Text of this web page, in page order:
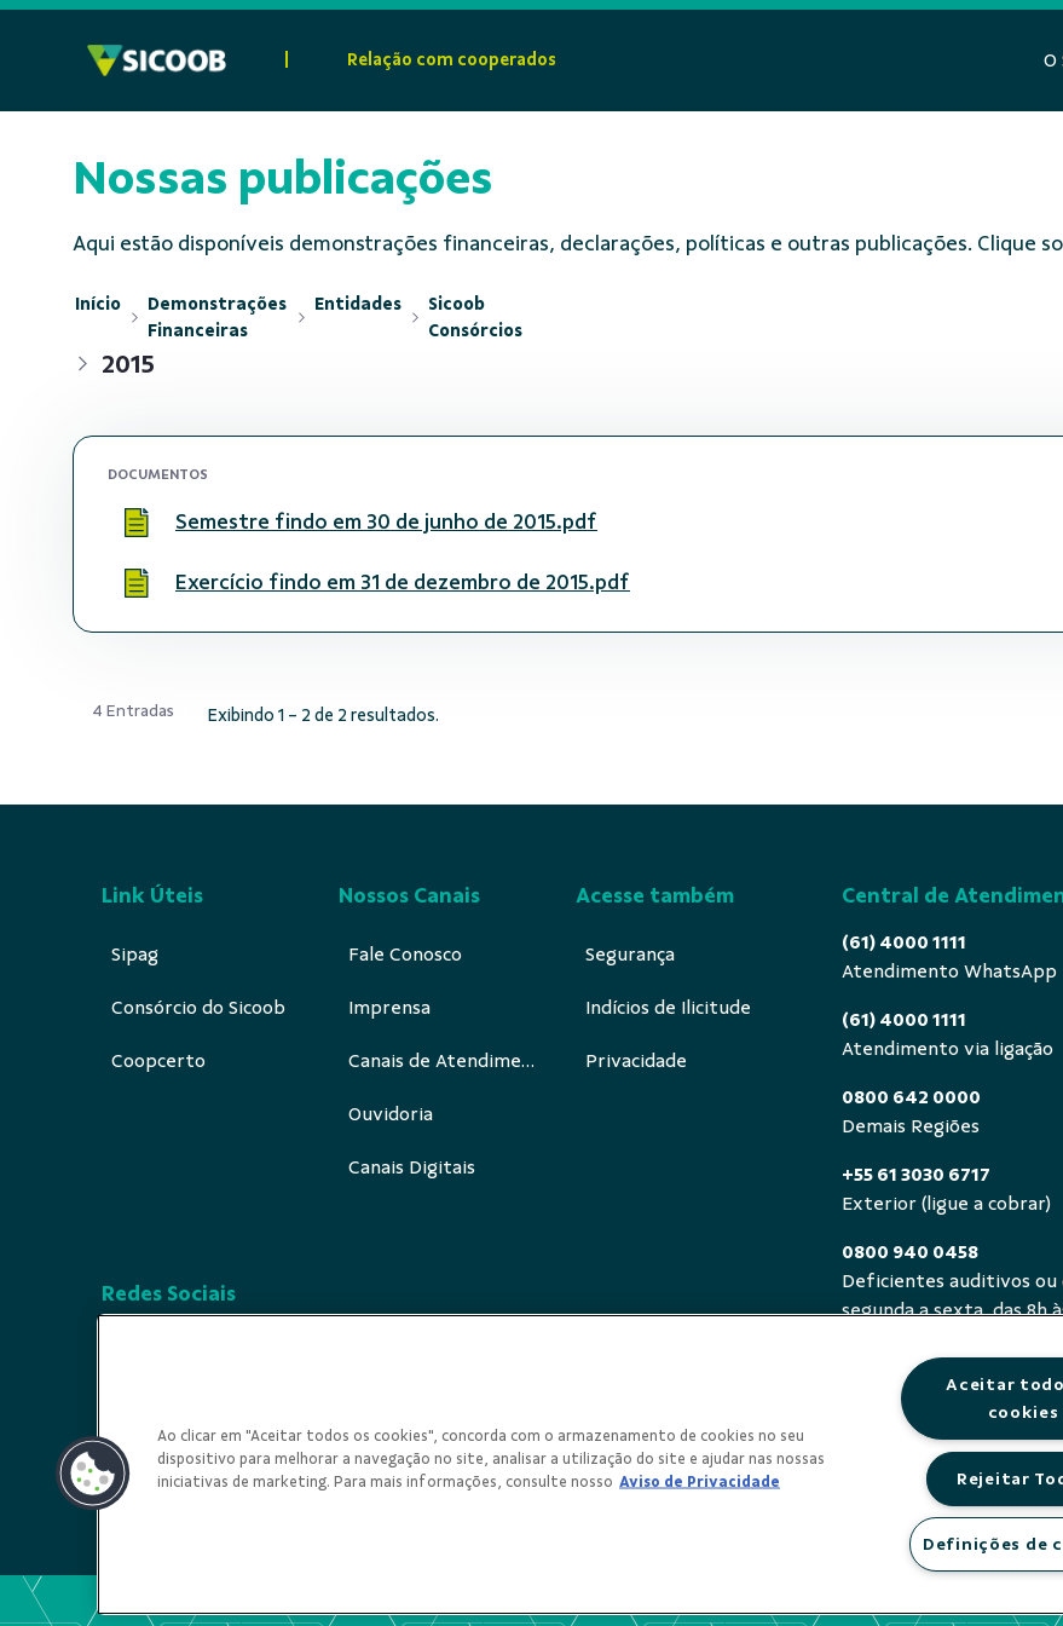
Relação com cooperados O
Nossas publicações
Aqui estão disponíveis demonstrações financeiras, declarações, políticas e outras publicações. Clique
Início
Demonstrações
Financeiras
Entidades
Sicoob
Consórcios
2015
DOCUMENTOS
Semestre findo em 30 de junho de 2015.pdf
Exercício findo em 31 de dezembro de 2015.pdf
4 Entradas Exibindo 1 - 2 de 2 resultados.
Link Úteis
Sipag
Consórcio do Sicoob
Coopcerto
Nossos Canais
Fale Conosco
Imprensa
Canais de Atendimento
Ouvidoria
Canais Digitais
Acesse também
Segurança
Indícios de Ilicitude
Privacidade
Redes Sociais
Central de
(61) 4000 1111
Atendimento WhatsApp
(61) 4000 1111
Atendimento via ligação
0800 642 0000
Demais Regiões
+55 61 3030 6717
Exterior (ligue a cobrar)
0800 940 0458
Deficientes auditivos ou
segunda a sexta, das 8h
Ao clicar em "Aceitar todos os cookies", concorda com o armazenamento de cookies no seu
dispositivo para melhorar a navegação no site, analisar a utilização do site e ajudar nas nossas
iniciativas de marketing. Para mais informações, consulte nosso Aviso de Privacidade
Aceitar
cookies
Rejeitar
Definições de